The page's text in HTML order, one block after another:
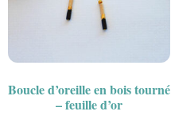
Boucle d’oreille en bois tourné
– feuille d’or